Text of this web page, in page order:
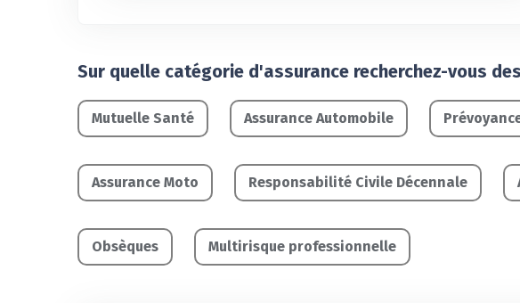
Sur quelle catégorie d'assurance recherchez-vous
Mutuelle Santé Assurance Automobile
Assurance Moto Responsabilité Civile Décennale
Obsèques Multirisque professionnelle